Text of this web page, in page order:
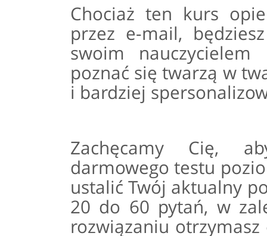
Chociaż ten kurs
przez e-mail,
swoim
poznać się twarzą w
i bardziej
Zachęcamy Cię,
darmowego testu
ustalić Twój aktualny
20 do 60 pytań, w
rozwiązaniu